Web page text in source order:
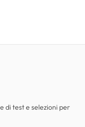
di test e selezioni per